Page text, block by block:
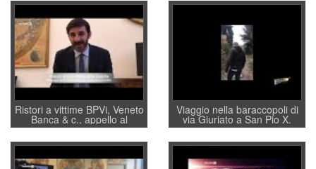
Ristori a vittime BPVi, Veneto
Banca & c., appello al
sottosegretario Alessio
Villarosa: per mettere ordine
convochi con Di Maio CNCU
a supporto della cabina di
Viaggio nella baraccopoli di
via Giuriato a San Pio X.
Vicenza ai Vicentini: “faremo
un regalo di Natale ai
residenti”